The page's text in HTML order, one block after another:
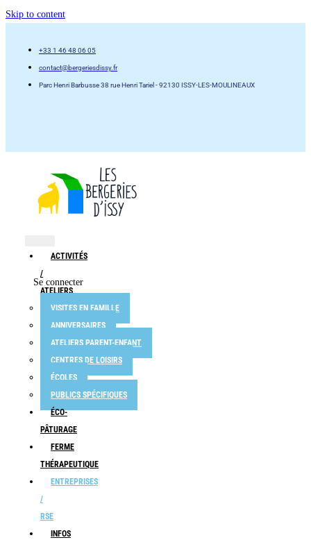
Skip to content
+33 1 46 48 06 05
contact@bergeriesdissy.fr
Parc Henri Barbusse 38 rue Henri Tariel - 92130 ISSY-LES-MOULINEAUX
ACTIVITÉS
/
ATELIERS
VISITES EN FAMILLE
ANNIVERSAIRES
ATELIERS PARENT-ENFANT
CENTRES DE LOISIRS
ÉCOLES
PUBLICS SPÉCIFIQUES
ÉCO-
PÂTURAGE
FERME
THÉRAPEUTIQUE
ENTREPRISES
/
RSE
INFOS
Se connecter